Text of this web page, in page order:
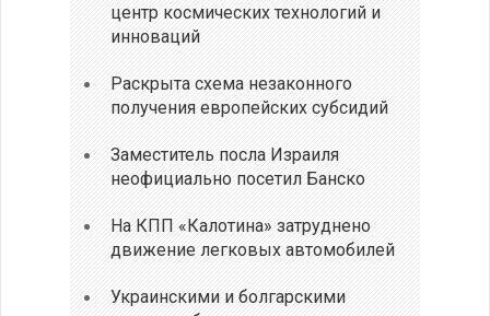
центр космических технологий и
инноваций
Раскрыта схема незаконного
получения европейских субсидий
Заместитель посла Израиля
неофициально посетил Банско
На КПП «Калотина» затруднено
движение легковых автомобилей
Украинскими и болгарскими